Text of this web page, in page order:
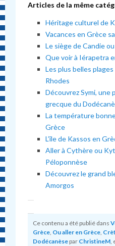
Articles de la même
Héritage culturel de
Vacances en Grèce
Le siège de Candie
Que voir à Iérapetra
Les plus belles plages
Rhodes
Découvrez Symi, une
grecque du
La température
Grèce
L’île de Kassos en
Aller à Cythère ou
Péloponnèse
Découvrez le grand
Amorgos
Ce contenu a été publié dans
Grèce, Ou aller en Grèce,
Dodécanèse par ChristineM,